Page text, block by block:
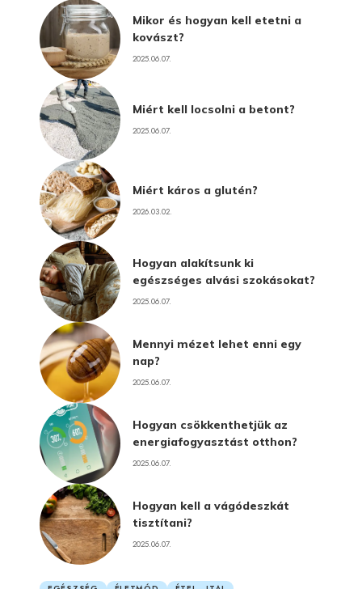
Mikor és hogyan kell etetni a
kovászt?
2025.06.07.
Miért kell locsolni a betont?
2025.06.07.
Miért káros a glutén?
2026.03.02.
Hogyan alakítsunk ki
egészséges alvási szokásokat?
2025.06.07.
Mennyi mézet lehet enni egy
nap?
2025.06.07.
Hogyan csökkenthetjük az
energiafogyasztást otthon?
2025.06.07.
Hogyan kell a vágódeszkát
tisztítani?
2025.06.07.